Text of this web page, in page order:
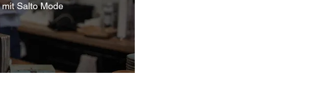
mit Salto Mode